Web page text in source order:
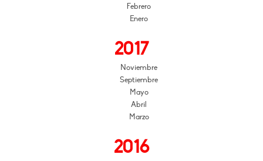
Febrero
Enero
2017
Noviembre
Septiembre
Mayo
Abril
Marzo
2016